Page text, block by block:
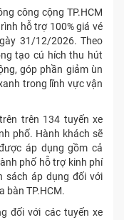
công cộng TP.HCM
hỗ trợ 100% giá vé
31 /12/2026. Theo
tạo cú hích thu hút
góp phần giảm ùn
trong lĩnh vực vận
trên 134 tuyến xe
phố. Hành khách sẽ
áp dụng gồm cả
phố hỗ trợ kinh phí
sách áp dụng đối với
bàn TP.HCM.
đối với các tuyến xe